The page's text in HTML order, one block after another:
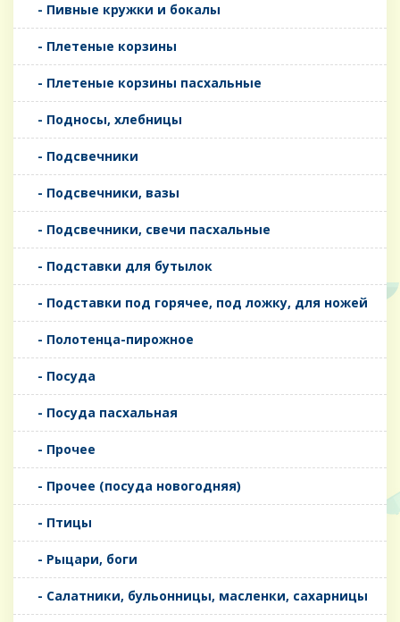
- Пивные кружки и бокалы
- Плетеные корзины
- Плетеные корзины пасхальные
- Подносы, хлебницы
- Подсвечники
- Подсвечники, вазы
- Подсвечники, свечи пасхальные
- Подставки для бутылок
- Подставки под горячее, под ложку, для ножей
- Полотенца-пирожное
- Посуда
- Посуда пасхальная
- Прочее
- Прочее (посуда новогодняя)
- Птицы
- Рыцари, боги
- Салатники, бульонницы, масленки, сахарницы